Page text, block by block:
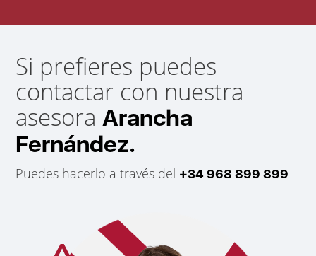
Si prefieres puedes
contactar con nuestra
asesoraArancha
Fernández.
Puedes hacerlo a través del +34 968 899 899